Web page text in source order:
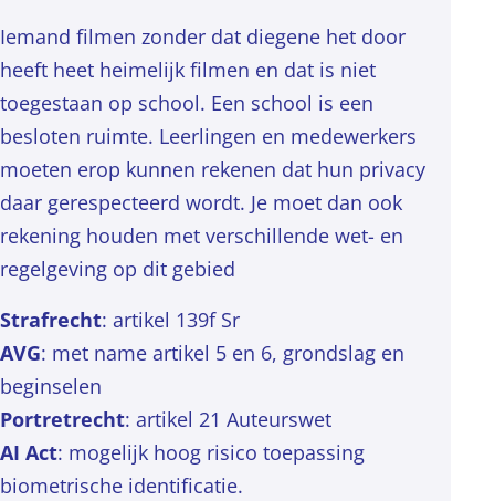
Iemand filmen zonder dat diegene het door
heeft heet heimelijk filmen en dat is niet
toegestaan op school. Een school is een
besloten ruimte. Leerlingen en medewerkers
moeten erop kunnen rekenen dat hun privacy
daar gerespecteerd wordt. Je moet dan ook
rekening houden met verschillende wet- en
regelgeving op dit gebied
Strafrecht: artikel 139f Sr
AVG: met name artikel 5 en 6, grondslag en
beginselen
Portretrecht: artikel 21 Auteurswet
AI Act: mogelijk hoog risico toepassing
biometrische identificatie.